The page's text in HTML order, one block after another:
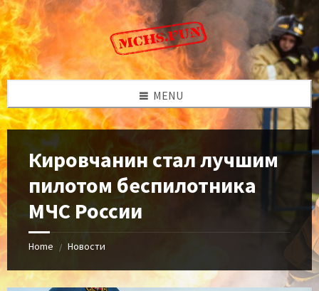
Skip
to
content
Skip
to
left
sidebar
Skip
to
footer
MENU
Кировчанин стал лучшим
пилотом беспилотника
МЧС России
Home / Новости